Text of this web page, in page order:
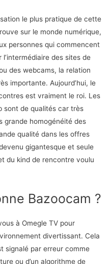
le plus pratique de cette
sur le monde numérique,
personnes qui commencent
l’intermédiaire des sites de
des webcams, la relation
importante. Aujourd’hui, le
est vraiment le roi. Les
sont de qualités car très
grande homogénéité des
qualité dans les offres
gigantesque et seule
du kind de rencontre voulu
Bazoocam ?
à Omegle TV pour
divertissant. Cela
signalé par erreur comme
ou d’un algorithme de